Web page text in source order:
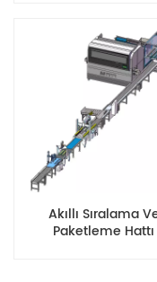
Akıllı Sıralama
Paketleme Hattı